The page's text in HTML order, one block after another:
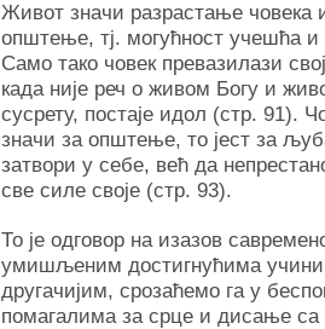
Живот значи разрастање човека
општење, тј. могућност учешћа
Само тако човек превазилази
када није реч о живом Богу и
сусрету, постаје идол (стр. 91).
значи за општење, то јест за
затвори у себе, већ да
све силе своје (стр. 93).
То је одговор на изазов
умишљеним достигнућима
другачијим, срозаћемо га у
помагалима за срце и дисање